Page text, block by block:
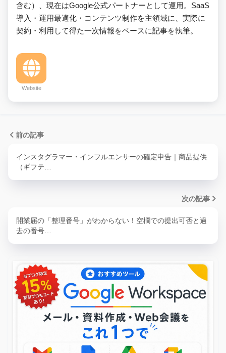
含む）、現在はGoogle公式パートナーとして運用。SaaS
導入・運用最適化・コンテンツ制作を主領域に、実際に
契約・利用して得た一次情報をベースに記事を執筆。
Website
前の記事
インスタグラマー・インフルエンサーの確定申告｜商品提供
（ギフテ…
次の記事
開業届の「整理番号」がわからない！空欄での提出可否と過
去の番号…